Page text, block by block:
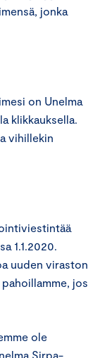
jonka
on Unelma
klikkauksella.
vihillekin
1.1.2020.
uuden viraston
jos
ole
Sirpa-